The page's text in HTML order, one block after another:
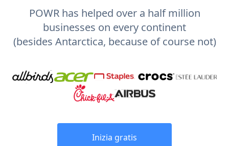
POWR has helped over a half million
businesses on every continent
(besides Antarctica, because of course not)
Inizia gratis